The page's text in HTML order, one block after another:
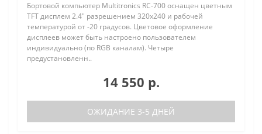
Бортовой компьютер Multitronics RC-700 оснащен цветным
TFT дисплем 2.4" разрешением 320х240 и рабочей
температурой от -20 градусов. Цветовое оформление
дисплеев может быть настроено пользователем
индивидуально (по RGB каналам). Четыре
предустановленн..
14 550 р.
ОЖИДАНИЕ 3-5 ДНЕЙ